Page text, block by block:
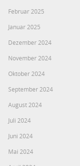
Februar 2025
Januar 2025
Dezember 2024
November 2024
Oktober 2024
September 2024
August 2024
Juli 2024
Juni 2024
Mai 2024